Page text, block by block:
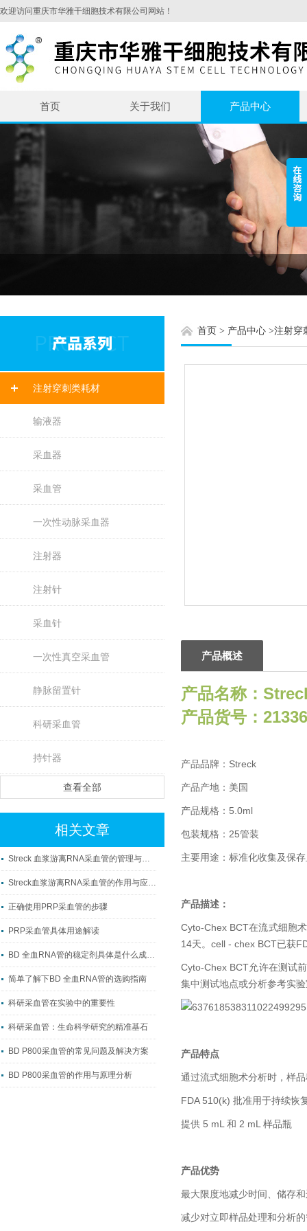
欢迎访问重庆市华雅干细胞技术有限公司网站！
首页 关于我们 产品中心
注射穿刺类耗材
输液器
采血器
采血管
一次性动脉采血器
注射器
注射针
采血针
一次性真空采血管
静脉留置针
科研采血管
持针器
查看全部
相关文章
Streck 血浆游离RNA采血管的管理与使用
Streck血浆游离RNA采血管的作用与应用科普
正确使用PRP采血管的步骤
PRP采血管具体用途解读
BD 全血RNA管的稳定剂具体是什么成分？
简单了解下BD 全血RNA管的选购指南
科研采血管在实验中的重要性
科研采血管：生命科学研究的精准基石
BD P800采血管的常见问题及解决方案
BD P800采血管的作用与原理分析
首页 > 产品中心 >注射穿
产品概述
产品名称：
产品货号：
产品品牌：Streck
产品产地：美国
产品规格：5.0ml
包装规格：25管装
主要用途：标准化收集及保
产品描述：
Cyto-Chex BCT在流式细胞
14天。cell - chex BCT已获
Cyto-Chex BCT允许在测试
集中测试地点或分析参考实
产品特点
通过流式细胞术分析时，样
FDA 510(k) 批准用于持续恢
提供 5 mL 和 2 mL 样品瓶
产品优势
最大限度地减少时间、储存
减少对立即样品处理和分析